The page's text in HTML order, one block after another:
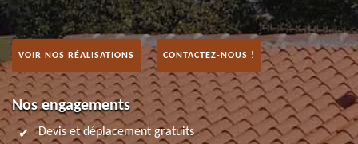
VOIR NOS RÉALISATIONS CONTACTEZ-NOUS !
Nos engagements
Devis et déplacement gratuits